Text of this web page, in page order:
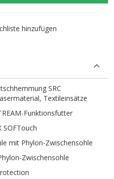
hinzufügen
SRC
Textileinsätze
Funktionsfutter
SOFTouch
mit Phylon-Zwischensohle
Zwischensohle